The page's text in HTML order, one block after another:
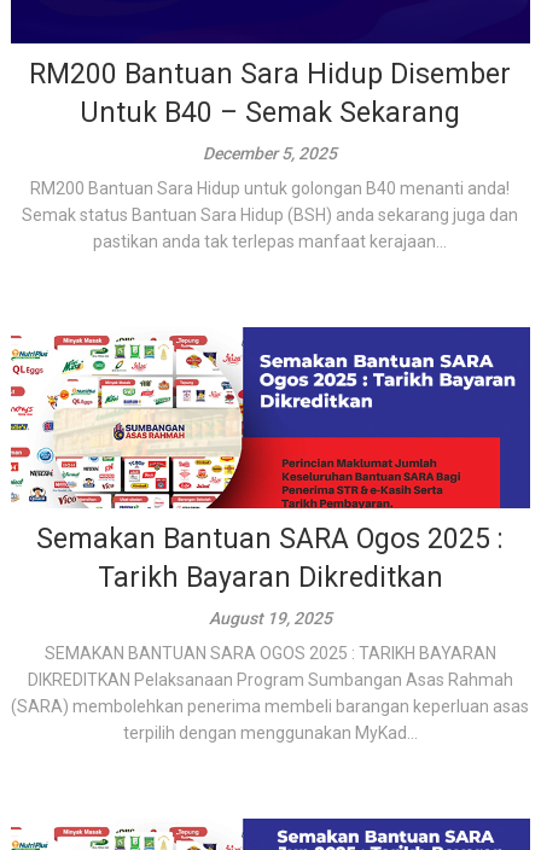
RM200 Bantuan Sara Hidup Disember
Untuk B40 – Semak Sekarang
December 5, 2025
RM200 Bantuan Sara Hidup untuk golongan B40 menanti anda!
Semak status Bantuan Sara Hidup (BSH) anda sekarang juga dan
pastikan anda tak terlepas manfaat kerajaan...
Semakan Bantuan SARA Ogos 2025 :
Tarikh Bayaran Dikreditkan
August 19, 2025
SEMAKAN BANTUAN SARA OGOS 2025 : TARIKH BAYARAN
DIKREDITKAN Pelaksanaan Program Sumbangan Asas Rahmah
(SARA) membolehkan penerima membeli barangan keperluan asas
terpilih dengan menggunakan MyKad...